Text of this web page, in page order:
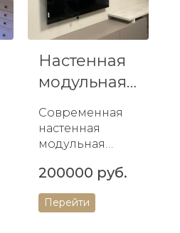
Настенная
модульная
система для
гости...
Современная
настенная
модульная
гостиной в
сером матовом
цвете.
200000 руб.
Перейти